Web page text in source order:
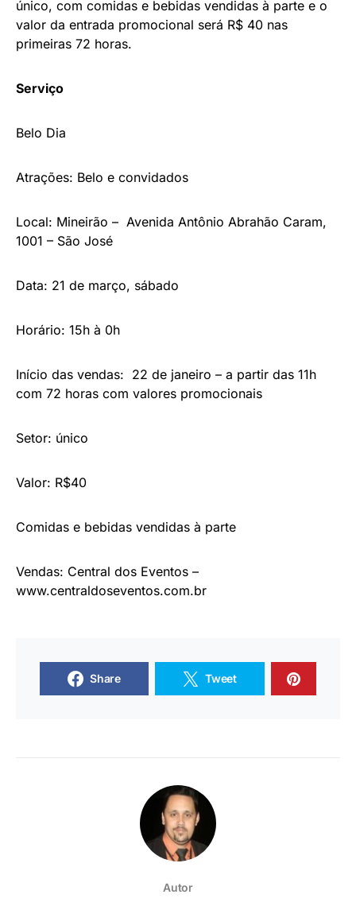
único, com comidas e bebidas vendidas à parte e o
valor da entrada promocional será R$ 40 nas
primeiras 72 horas.
Serviço
Belo Dia
Atrações: Belo e convidados
Local: Mineirão – Avenida Antônio Abrahão Caram,
1001 – São José
Data: 21 de março, sábado
Horário: 15h à 0h
Início das vendas: 22 de janeiro – a partir das 11h
com 72 horas com valores promocionais
Setor: único
Valor: R$40
Comidas e bebidas vendidas à parte
Vendas: Central dos Eventos –
www.centraldoseventos.com.br
Share Tweet
Autor